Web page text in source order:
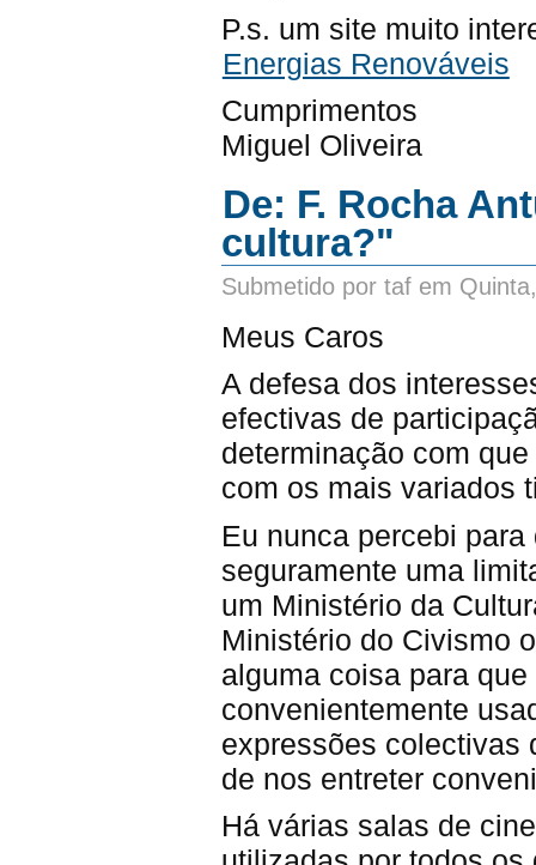
P.s. um site muito
Energias Renováveis
Cumprimentos
Miguel Oliveira
De: F. Rocha
cultura?"
Submetido por taf em
Meus Caros
A defesa dos
efectivas de
determinação com
com os mais variados
Eu nunca percebi
seguramente uma
um Ministério da
Ministério do Civismo
alguma coisa para
convenientemente
expressões colectivas
de nos entreter
Há várias salas de